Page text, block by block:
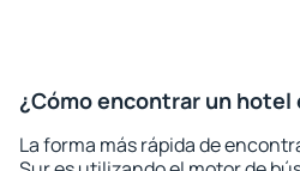
¿Cómo encontrar un hotel
La forma más rápida de